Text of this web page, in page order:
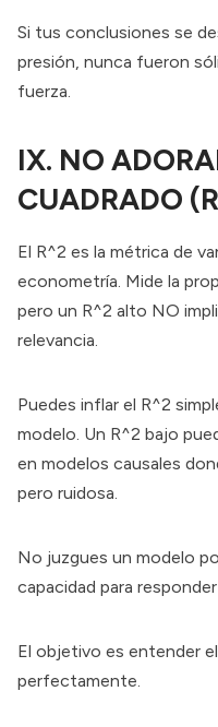
Si tus conclusiones se
presión, nunca fueron
fuerza.
IX. NO
CUADRADO
El R^2 es la métrica de
econometría. Mide la
pero un R^2 alto NO
relevancia.
Puedes inflar el R^2
modelo. Un R^2 bajo
en modelos causales
pero ruidosa.
No juzgues un modelo
capacidad para
El objetivo es entender
perfectamente.